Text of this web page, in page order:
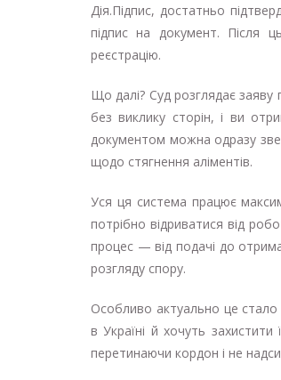
Дія.Підпис, достатньо
підпис на документ. Після
реєстрацію.
Що далі? Суд розглядає
без виклику сторін, і ви
документом можна одразу
щодо стягнення аліментів.
Уся ця система працює
потрібно відриватися від
процес — від подачі до
розгляду спору.
Особливо актуально це
в Україні й хочуть
перетинаючи кордон і не